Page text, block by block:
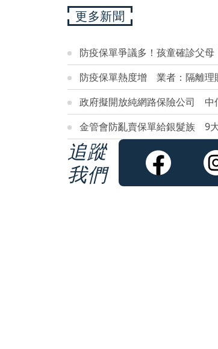
更多新聞
防疫保單爭議多！孩童確診父
防疫保單熱度增 業者：隔離理
政府擬開放純網路保險公司 中
金管會防亂賣保單給銀髮族 9
追蹤
我們